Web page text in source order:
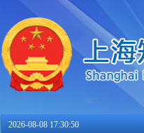
2026-08-08 17:30:50